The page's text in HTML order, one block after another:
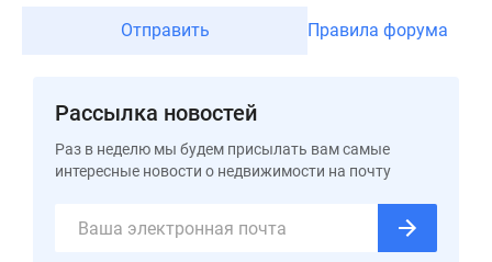
Субсидированная
застройщиком
Отправить Правила форума
Рассылка новостей
Раз в неделю мы будем присылать вам самые
интересные новости о недвижимости на почту